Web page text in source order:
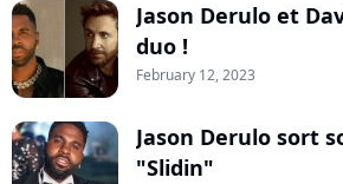
Jason Derulo et
duo !
February 12, 2023
Jason Derulo sort
"Slidin"